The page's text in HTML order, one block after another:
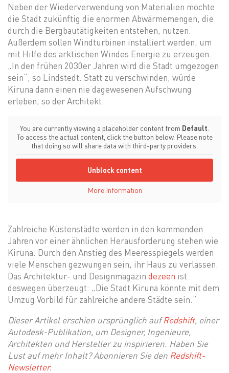
Neben der Wiederverwendung von Materialien möchte
die Stadt zukünftig die enormen Abwärmemengen, die
durch die Bergbautätigkeiten entstehen, nutzen.
Außerdem sollen Windturbinen installiert werden, um
mit Hilfe des arktischen Windes Energie zu erzeugen.
„In den frühen 2030er Jahren wird die Stadt umgezogen
sein“, so Lindstedt. Statt zu verschwinden, würde
Kiruna dann einen nie dagewesenen Aufschwung
erleben, so der Architekt.
You are currently viewing a placeholder content from Default
To access the actual content, click the button below. Please note
that doing so will share data with third-party providers.
Unblock content
More Information
Zahlreiche Küstenstädte werden in den kommenden
Jahren vor einer ähnlichen Herausforderung stehen wie
Kiruna. Durch den Anstieg des Meeresspiegels werden
viele Menschen gezwungen sein, ihr Haus zu verlassen.
Das Architektur- und Designmagazin dezeen ist
deswegen überzeugt: „Die Stadt Kiruna könnte mit dem
Umzug Vorbild für zahlreiche andere Städte sein.“
Dieser Artikel erschien ursprünglich aufRedshift, einer
Autodesk-Publikation, um Designer, Ingenieure,
Architekten und Hersteller zu inspirieren. Haben Sie
Lust auf mehr Inhalt? Abonnieren Sie den Redshift-
Newsletter.